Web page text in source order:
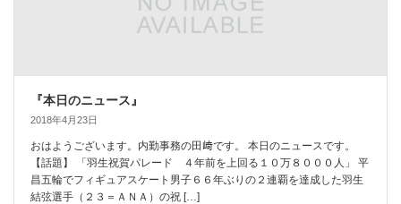
『本日のニュース』
2018年4月23日
おはようございます。内勤事務の田﨑です。 本日のニュースです。
【話題】 「羽生祝賀パレード ４年前を上回る１０万８０００人」 平
昌五輪でフィギュアスケート男子６６年ぶりの２連覇を達成した羽生
結弦選手（２３＝ＡＮＡ）の祝 […]